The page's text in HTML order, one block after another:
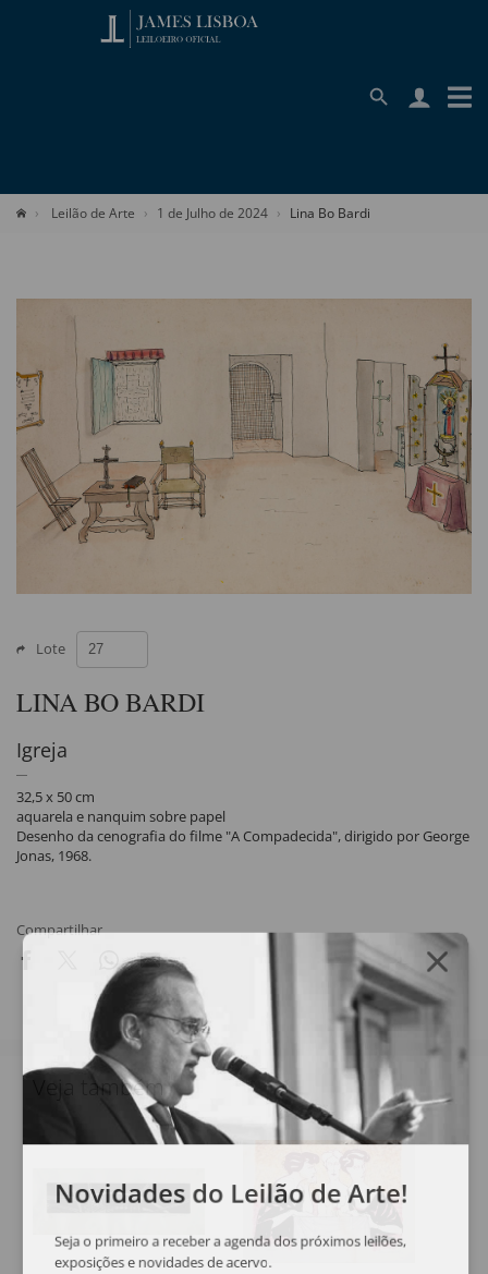
Leilão de Arte 1 de Julho de 2024 Lina Bo Bardi
Lote
LINA BO BARDI
Igreja
32,5 x 50 cm
aquarela e nanquim sobre papel
Desenho da cenografia do filme "A Compadecida", dirigido por George
Jonas, 1968.
Compartilhar
Veja também
Novidades do Leilão de Arte!
Seja o primeiro a receber a agenda dos próximos leilões,
exposições e novidades de acervo.